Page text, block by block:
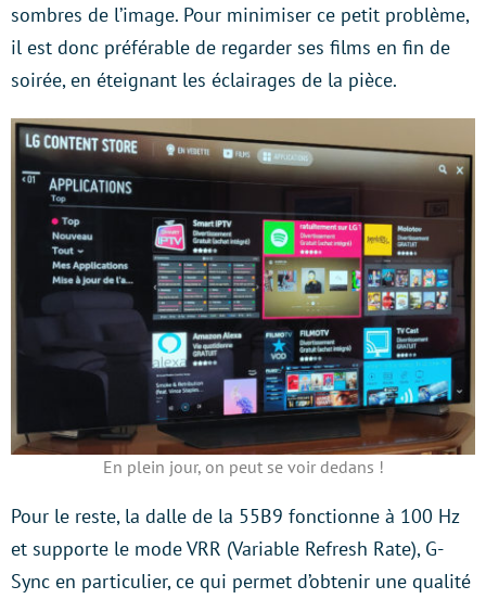
sombres de l’image. Pour minimiser ce petit problème,
il est donc préférable de regarder ses films en fin de
soirée, en éteignant les éclairages de la pièce.
En plein jour, on peut se voir dedans !
Pour le reste, la dalle de la 55B9 fonctionne à 100 Hz
et supporte le mode VRR (Variable Refresh Rate), G-
Sync en particulier, ce qui permet d’obtenir une qualité